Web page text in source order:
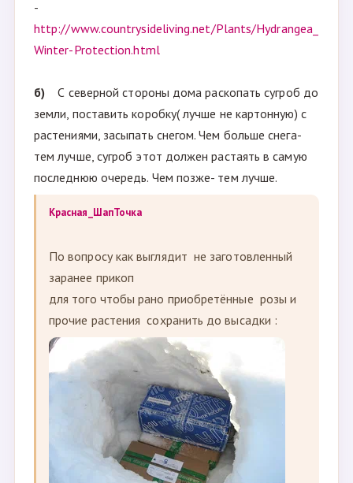
-
http://www.countrysideliving.net/Plants/Hydrangea_
Winter-Protection.html
б)
С северной стороны дома раскопать сугроб до
земли, поставить коробку( лучше не картонную) с
растениями, засыпать снегом. Чем больше снега-
тем лучше, сугроб этот должен растаять в самую
последнюю очередь. Чем позже- тем лучше.
Красная_ШапТочка
По вопросу как выглядит не заготовленный
заранее прикоп
для того чтобы рано приобретённые розы и
прочие растения сохранить до высадки :